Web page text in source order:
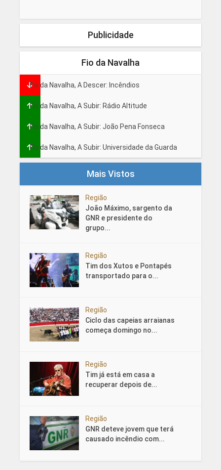
Publicidade
Fio da Navalha
Fio da Navalha, A Descer: Incêndios
Fio da Navalha, A Subir: Rádio Altitude
Fio da Navalha, A Subir: João Pena Fonseca
Fio da Navalha, A Subir: Universidade da Guarda
Mais Vistos
Região
João Máximo, sargento da
GNR e presidente do
grupo...
Região
Tim dos Xutos e Pontapés
transportado para o...
Região
Ciclo das capeias arraianas
começa domingo no...
Região
Tim já está em casa a
recuperar depois de...
Região
GNR deteve jovem que terá
causado incêndio com...